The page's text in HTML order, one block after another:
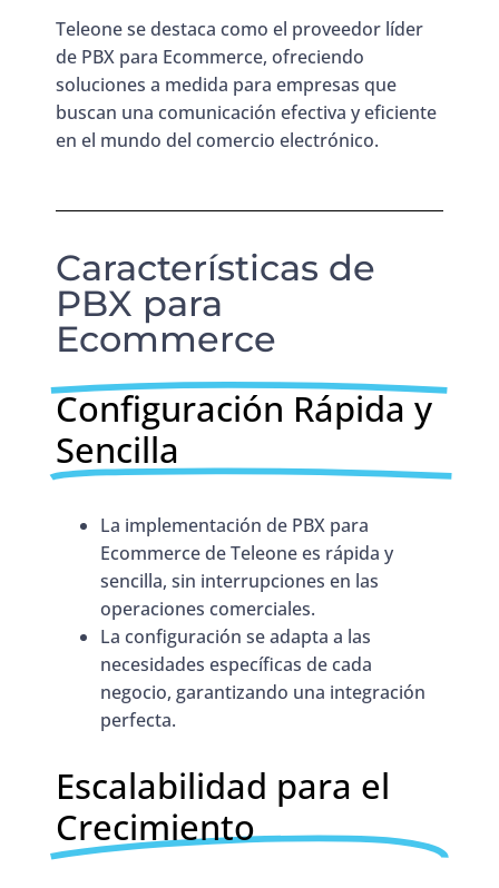
Teleone se destaca como el proveedor líder
de PBX para Ecommerce, ofreciendo
soluciones a medida para empresas que
buscan una comunicación efectiva y eficiente
en el mundo del comercio electrónico.
Características de
PBX para
Ecommerce
Configuración Rápida y
Sencilla
La implementación de PBX para
Ecommerce de Teleone es rápida y
sencilla, sin interrupciones en las
operaciones comerciales.
La configuración se adapta a las
necesidades específicas de cada
negocio, garantizando una integración
perfecta.
Escalabilidad para el
Crecimiento